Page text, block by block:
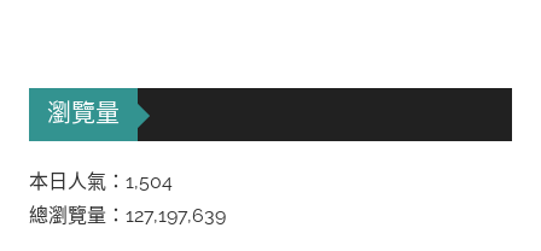
瀏覽量
本日人氣：1,504
總瀏覽量：127,197,639